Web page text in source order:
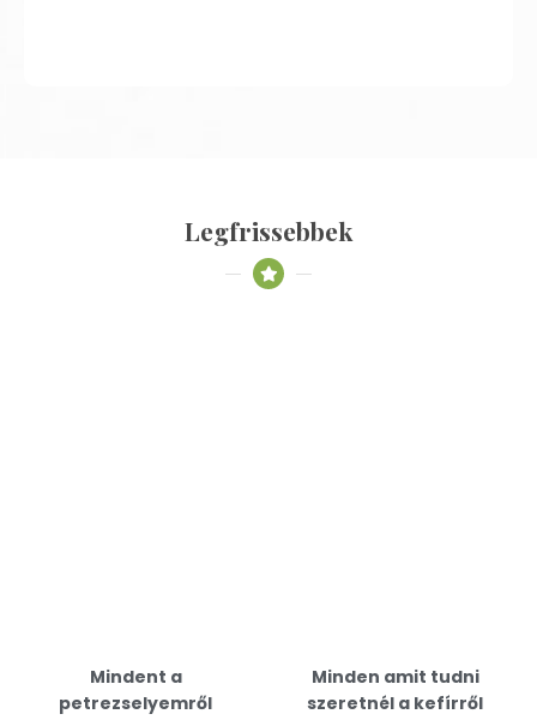
Legfrissebbek
Mindent a
petrezselyemről
Minden amit tudni
szeretnél a kefírről